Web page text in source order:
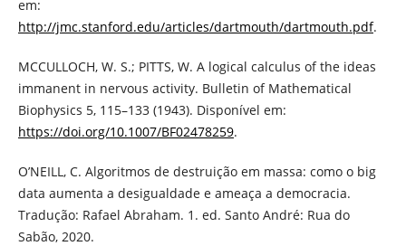
em:
http://jmc.stanford.edu/articles/dartmouth/dartmouth.pdf.
MCCULLOCH, W. S.; PITTS, W. A logical calculus of the ideas
immanent in nervous activity. Bulletin of Mathematical
Biophysics 5, 115–133 (1943). Disponível em:
https://doi.org/10.1007/BF02478259.
O’NEILL, C. Algoritmos de destruição em massa: como o big
data aumenta a desigualdade e ameaça a democracia.
Tradução: Rafael Abraham. 1. ed. Santo André: Rua do
Sabão, 2020.